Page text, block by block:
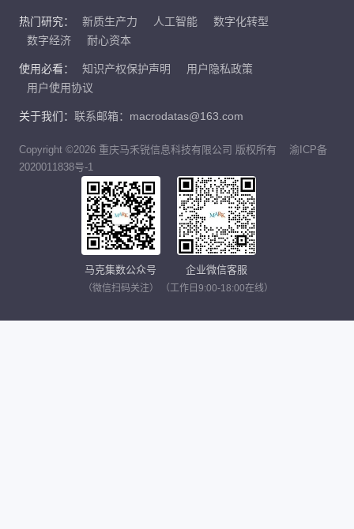
热门研究： 新质生产力 人工智能
数字化转型
数字经济
耐心资本
使用必看： 知识产权保护声明
用户隐私政策
用户使用协议
关于我们： 联系邮箱：macrodatas@163.com
Copyright ©2026 重庆马禾锐信息科技有限公司 版权所有
渝ICP备
2020011838号-1
马克集数公众号
（微信扫码关注）
企业微信客服
（工作日9:00-18:00在线）